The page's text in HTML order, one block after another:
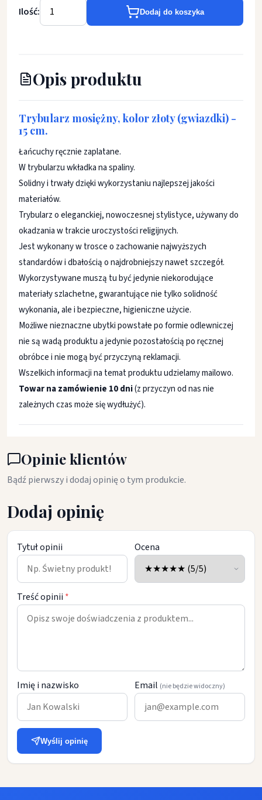
Ilość: Dodaj do koszyka
Opis produktu
Trybularz mosiężny, kolor złoty (gwiazdki) -
15 cm.
Łańcuchy ręcznie zaplatane.
W trybularzu wkładka na spaliny.
Solidny i trwały dzięki wykorzystaniu najlepszej jakości
materiałów.
Trybularz o eleganckiej, nowoczesnej stylistyce, używany do
okadzania w trakcie uroczystości religijnych.
Jest wykonany w trosce o zachowanie najwyższych
standardów i dbałością o najdrobniejszy nawet szczegół.
Wykorzystywane muszą tu być jedynie niekorodujące
materiały szlachetne, gwarantujące nie tylko solidność
wykonania, ale i bezpieczne, higieniczne użycie.
Możliwe nieznaczne ubytki powstałe po formie odlewniczej
nie są wadą produktu a jedynie pozostałością po ręcznej
obróbce i nie mogą być przyczyną reklamacji.
Wszelkich informacji na temat produktu udzielamy mailowo.
Towar na zamówienie 10 dni(z przyczyn od nas nie
zależnych czas może się wydłużyć).
Opinie klientów
Bądź pierwszy i dodaj opinię o tym produkcie.
Dodaj opinię
Tytuł opinii Ocena
Treść opinii *
Imię i nazwisko Email (nie będzie widoczny)
Wyślij opinię